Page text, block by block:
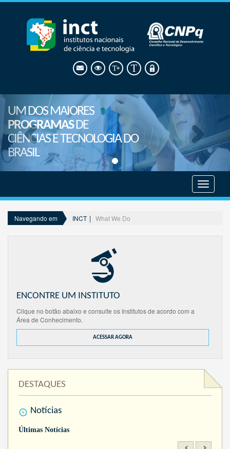
UM DOS MAIORES
PROGRAMASDE
CIÊNCIAS E TECNOLOGIA DO
BRASIL
menu
Navegando em INCT What We Do
ENCONTRE UM INSTITUTO
Clique no botão abaixo e consulte os Institutos de acordo com a
Área de Conhecimento.
ACESSAR AGORA
DESTAQUES
Notícias
Últimas Notícias